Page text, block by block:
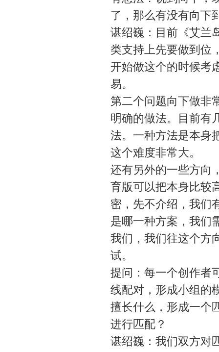
了，那么有没有向下
谌绍巍：目前《艾兰
类支持上先要做到位
开始做这个的时候考
易。
第二个问题向下做非
明确的做法。目前有
法。一种方法是本身
这个难度非常大。
还有另外的一些方向
育版可以把本身比较
密，先不介绍，我们
是哪一种方案，我们
我们，我们往这个方
试。
提问：每一个创作者
线配对，形成小组的
擅长什么，形成一个
进行匹配？
谌绍巍：我们双方对